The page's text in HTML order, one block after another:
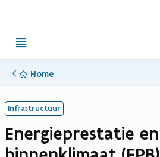
menu
Home
Infrastructuur
Energieprestatie en